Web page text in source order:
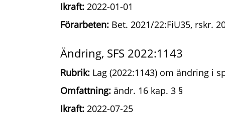
Ikraft: 2022-01-01
Förarbeten: Bet. 2021/22:FiU35, rskr.
Ändring, SFS 2022:1143
Rubrik: Lag (2022:1143) om ändring i
Omfattning: ändr. 16 kap. 3 §
Ikraft: 2022-07-25